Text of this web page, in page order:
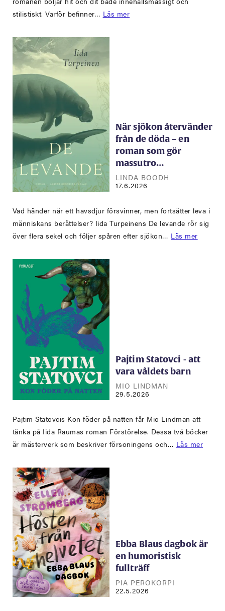
stilistiskt. Varför befinner… Läs mer
När sjökon återvänder
från de döda – en
roman som gör
massutro…
LINDA BOODH
17.6.2026
Vad händer när ett havsdjur försvinner, men fortsätter leva i
människans berättelser? Iida Turpeinens De levande rör sig
över flera sekel och följer spåren efter sjökon… Läs mer
Pajtim Statovci - att
vara våldets barn
MIO LINDMAN
29.5.2026
Pajtim Statovcis Kon föder på natten får Mio Lindman att
tänka på Iida Raumas roman Förstörelse. Dessa två böcker
är mästerverk som beskriver försoningens och… Läs mer
Ebba Blaus dagbok är
en humoristisk
fullträff
PIA PEROKORPI
22.5.2026